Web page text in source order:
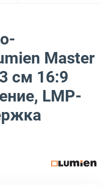
Master
см 16:9
LMP-